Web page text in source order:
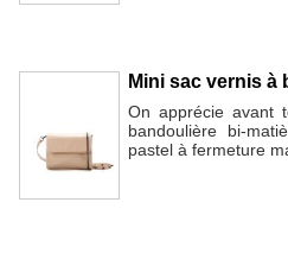
Mini sac vernis à
On apprécie avant
bandoulière bi-
pastel à fermeture